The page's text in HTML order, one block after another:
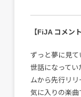
【FiJA コメント
ずっと夢に見
世話になって
ムから先行リ
気に入りの楽